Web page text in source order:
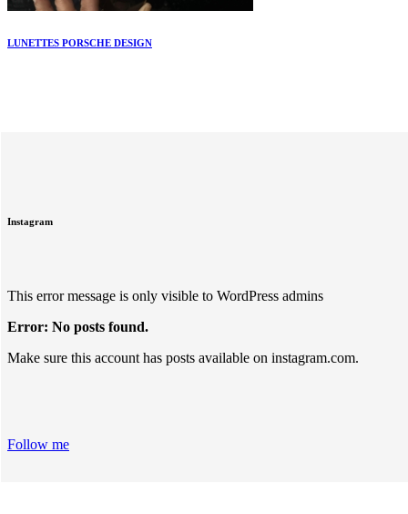
LUNETTES PORSCHE DESIGN
Instagram
This error message is only visible to WordPress admins
Error: No posts found.
Make sure this account has posts available on instagram.com.
Follow me